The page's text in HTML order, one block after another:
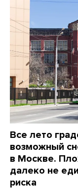
Все лето
возможный
в Москве.
далеко не
риска